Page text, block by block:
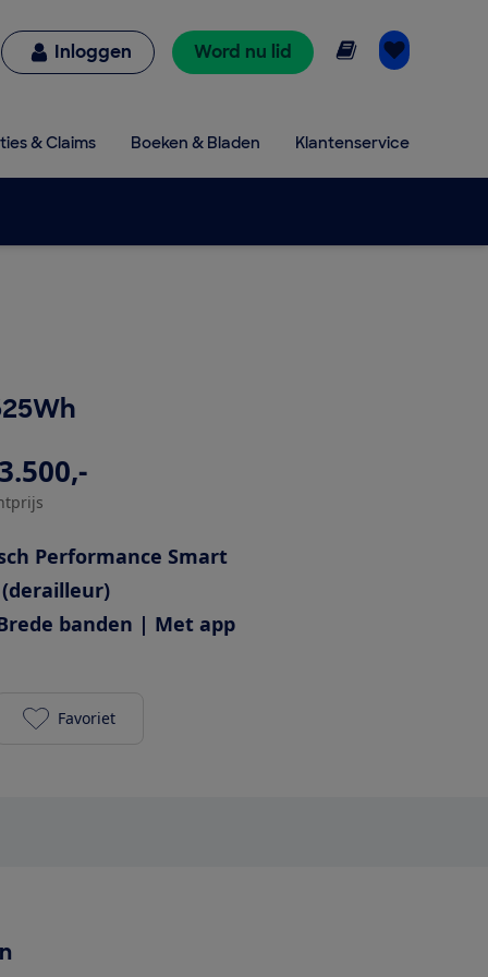
Inloggen Word nu lid Online lezen
& Claims Boeken & Bladen Klantenservice
Performance Smart
banden | Met app
Merida eFloat City 400 625Wh toevoegen aan je
Favoriet